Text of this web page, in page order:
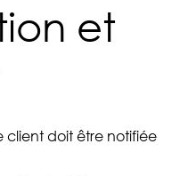
et
client doit être notifiée